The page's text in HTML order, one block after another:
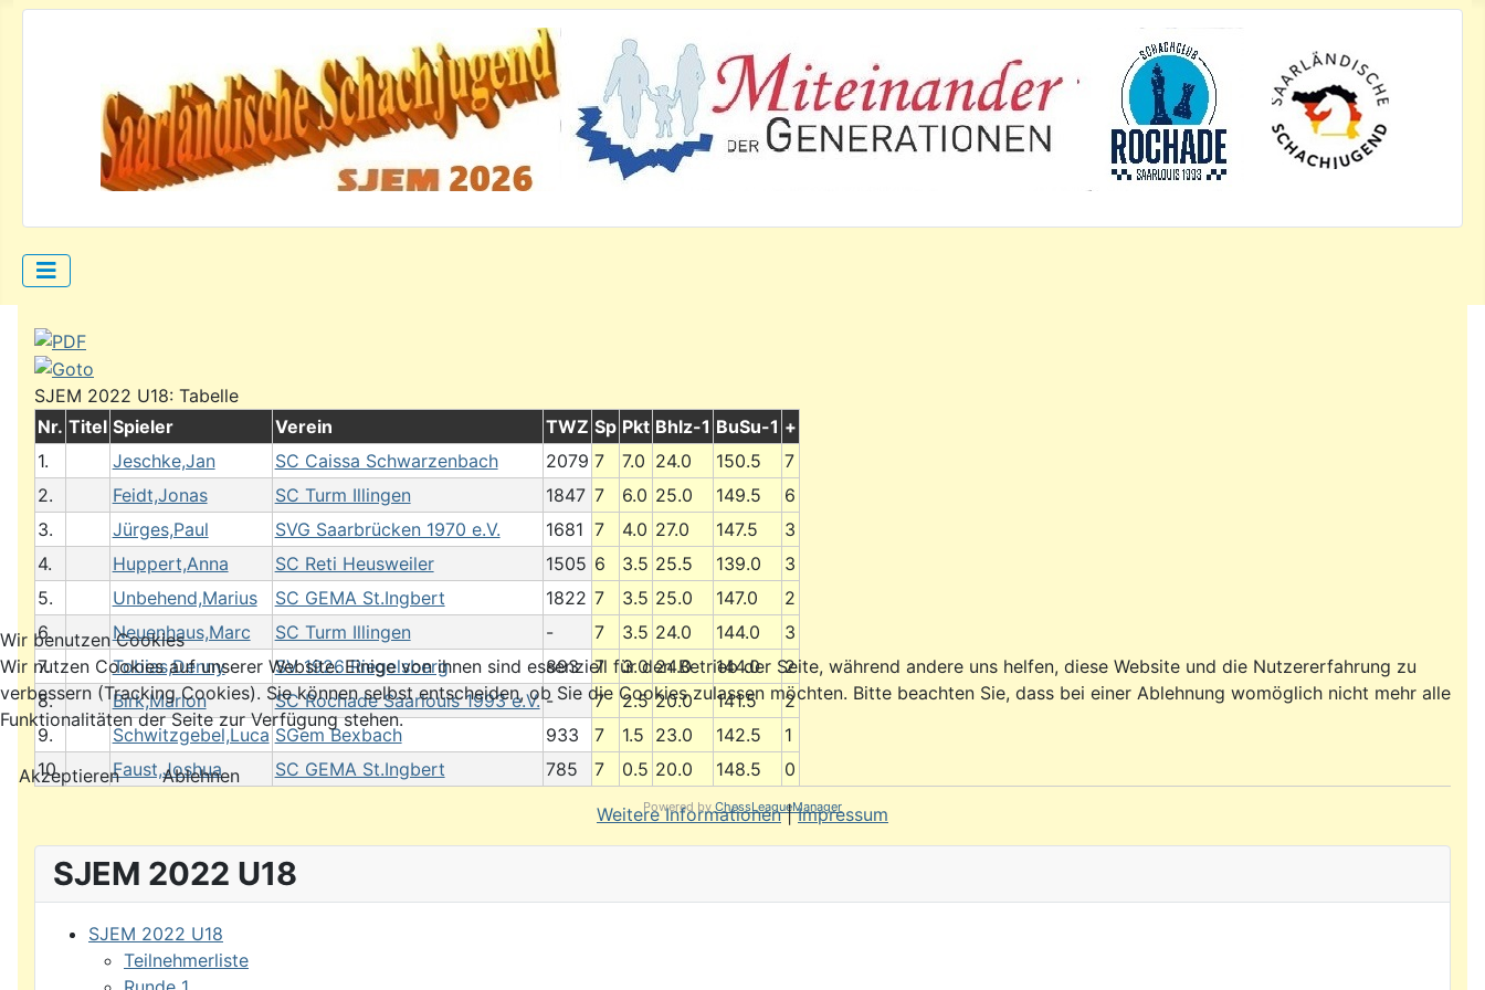
SJEM 2022 U18
SJEM 2022 U18
Teilnehmerliste
SJEM 2022 U18: Tabelle
Nr. Titel Spieler Verein TWZ Sp Pkt Bhlz-1 BuSu-1 +
1.
Jeschke,Jan SC Caissa Schwarzenbach 2079 7 7.0 24.0 150.5
7
2.
Feidt,Jonas SC Turm Illingen 1847 7 6.0 25.0 149.5
6
3.
Jürges,Paul SVG Saarbrücken 1970 e.V. 1681 7 4.0 27.0 147.5
3
4.
Huppert,Anna SC Reti Heusweiler 1505 6 3.5 25.5 139.0
3
5.
Unbehend,Marius SC GEMA St.Ingbert 1822 7 3.5 25.0 147.0
2
6.
Neuenhaus,Marc SC Turm Illingen - 7 3.5 24.0 144.0
3
7.
Tobias,Denny SV 1926 Riegelsberg 893 7 3.0 24.0 144.0
2
8.
Birk,Marlon SC Rochade Saarlouis 1993 e.V. - 7 2.5 20.0 141.5
2
9.
Schwitzgebel,Luca SGem Bexbach 933 7 1.5 23.0 142.5
1
10.
Faust,Joshua SC GEMA St.Ingbert 785 7 0.5 20.0 148.5 0
Powered by ChessLeagueManager
Wir benutzen Cookies
Wir nutzen Cookies auf unserer Website. Einige von ihnen sind essenziell für den Betrieb der Seite, während andere uns helfen, diese Website und die Nutzererfahrung zu
verbessern (Tracking Cookies). Sie können selbst entscheiden, ob Sie die Cookies zulassen möchten. Bitte beachten Sie, dass bei einer Ablehnung womöglich nicht mehr alle
Funktionalitäten der Seite zur Verfügung stehen.
Akzeptieren
Ablehnen
Weitere Informationen|Impressum